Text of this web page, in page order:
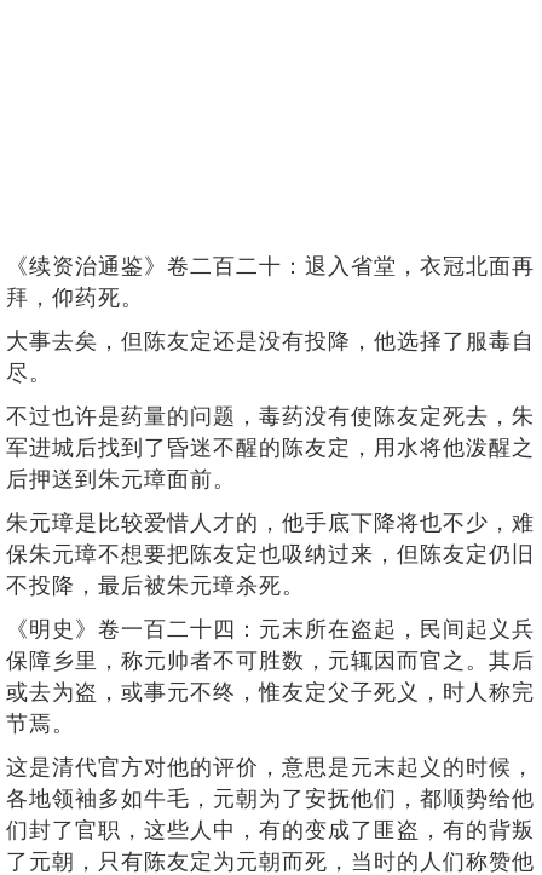
《续资治通鉴》卷二百二十：退入省堂，衣冠北面再
拜，仰药死。
大事去矣，但陈友定还是没有投降，他选择了服毒自
尽。
不过也许是药量的问题，毒药没有使陈友定死去，朱
军进城后找到了昏迷不醒的陈友定，用水将他泼醒之
后押送到朱元璋面前。
朱元璋是比较爱惜人才的，他手底下降将也不少，难
保朱元璋不想要把陈友定也吸纳过来，但陈友定仍旧
不投降，最后被朱元璋杀死。
《明史》卷一百二十四：元末所在盗起，民间起义兵
保障乡里，称元帅者不可胜数，元辄因而官之。其后
或去为盗，或事元不终，惟友定父子死义，时人称完
节焉。
这是清代官方对他的评价，意思是元末起义的时候，
各地领袖多如牛毛，元朝为了安抚他们，都顺势给他
们封了官职，这些人中，有的变成了匪盗，有的背叛
了元朝，只有陈友定为元朝而死，当时的人们称赞他